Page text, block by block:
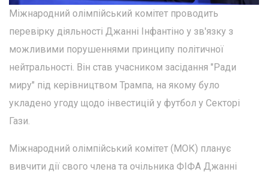
Міжнародний олімпійський комітет проводить
перевірку діяльності Джанні Інфантіно у зв'язку з
можливими порушеннями принципу політичної
нейтральності. Він став учасником засідання "Ради
миру" під керівництвом Трампа, на якому було
укладено угоду щодо інвестицій у футбол у Секторі
Гази.
Міжнародний олімпійський комітет (МОК) планує
вивчити дії свого члена та очільника ФІФА Джанні